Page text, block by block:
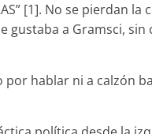
[1]. No se pierdan
gustaba a Gramsci,
hablar ni a calzón